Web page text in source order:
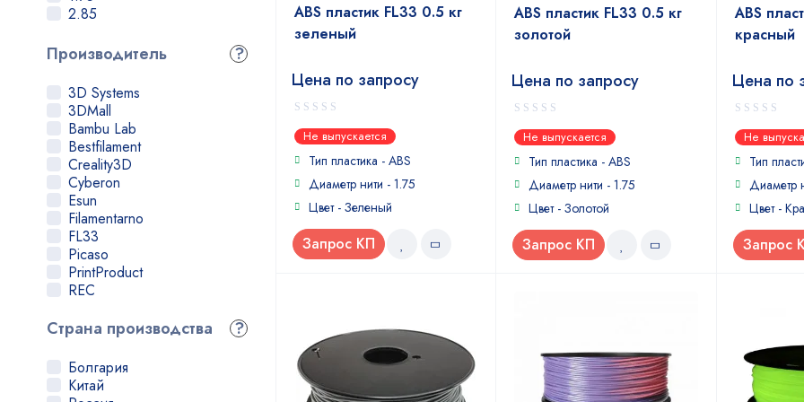
2.85
Производитель ?
3D Systems
3DMall
Bambu Lab
Bestfilament
Creality3D
Cyberon
Esun
Filamentarno
FL33
Picaso
PrintProduct
REC
Stratasys
Verbatim
XYZPrinting
Страна производства ?
Болгария
Китай
ABS пластик FL33 0.5 кг
зеленый
Цена по запросу
0
out
of
Не выпускается
Тип пластика - ABS
Диаметр нити - 1.75
Цвет - Зеленый
Запрос КП
ABS пластик FL33 0.5 кг
золотой
Цена по запросу
0
out
of
Не выпускается
Тип пластика - ABS
Диаметр нити - 1.75
Цвет - Золотой
Запрос КП
ABS
красный
Цена по
0
out
of
Не
Тип
Диаметр
Цвет -
Запрос